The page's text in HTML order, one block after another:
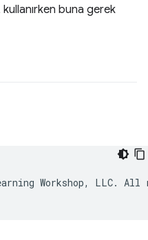
kullanırken buna gerek
Workshop, LLC. All